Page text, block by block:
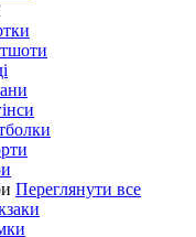
Переглянути все